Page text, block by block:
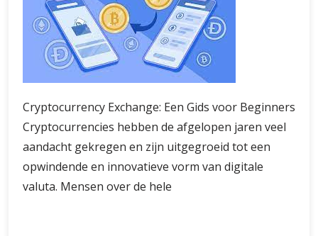
Cryptocurrency Exchange: Een Gids voor Beginners
Cryptocurrencies hebben de afgelopen jaren veel
aandacht gekregen en zijn uitgegroeid tot een
opwindende en innovatieve vorm van digitale
valuta. Mensen over de hele